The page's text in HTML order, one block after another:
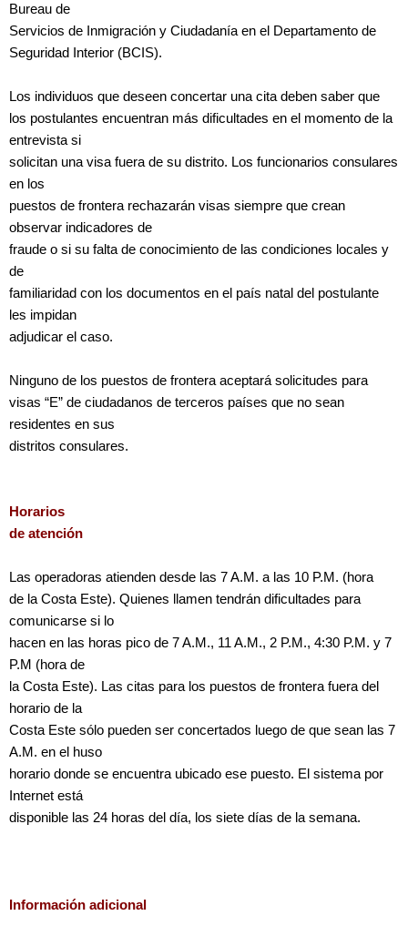
Bureau de
Servicios de Inmigración y Ciudadanía en el Departamento de
Seguridad Interior (BCIS).
Los individuos que deseen concertar una cita deben saber que
los postulantes encuentran más dificultades en el momento de la
entrevista si
solicitan una visa fuera de su distrito. Los funcionarios consulares
en los
puestos de frontera rechazarán visas siempre que crean
observar indicadores de
fraude o si su falta de conocimiento de las condiciones locales y
de
familiaridad con los documentos en el país natal del postulante
les impidan
adjudicar el caso.
Ninguno de los puestos de frontera aceptará solicitudes para
visas “E” de ciudadanos de terceros países que no sean
residentes en sus
distritos consulares.
Horarios
de atención
Las operadoras atienden desde las 7 A.M. a las 10 P.M. (hora
de la Costa Este). Quienes llamen tendrán dificultades para
comunicarse si lo
hacen en las horas pico de 7 A.M., 11 A.M., 2 P.M., 4:30 P.M. y 7
P.M (hora de
la Costa Este). Las citas para los puestos de frontera fuera del
horario de la
Costa Este sólo pueden ser concertados luego de que sean las 7
A.M. en el huso
horario donde se encuentra ubicado ese puesto. El sistema por
Internet está
disponible las 24 horas del día, los siete días de la semana.
Información adicional